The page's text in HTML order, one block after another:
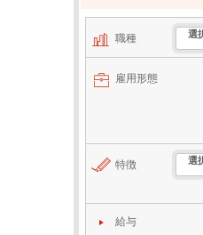
職種 選
雇用形態
特徴 選
給与